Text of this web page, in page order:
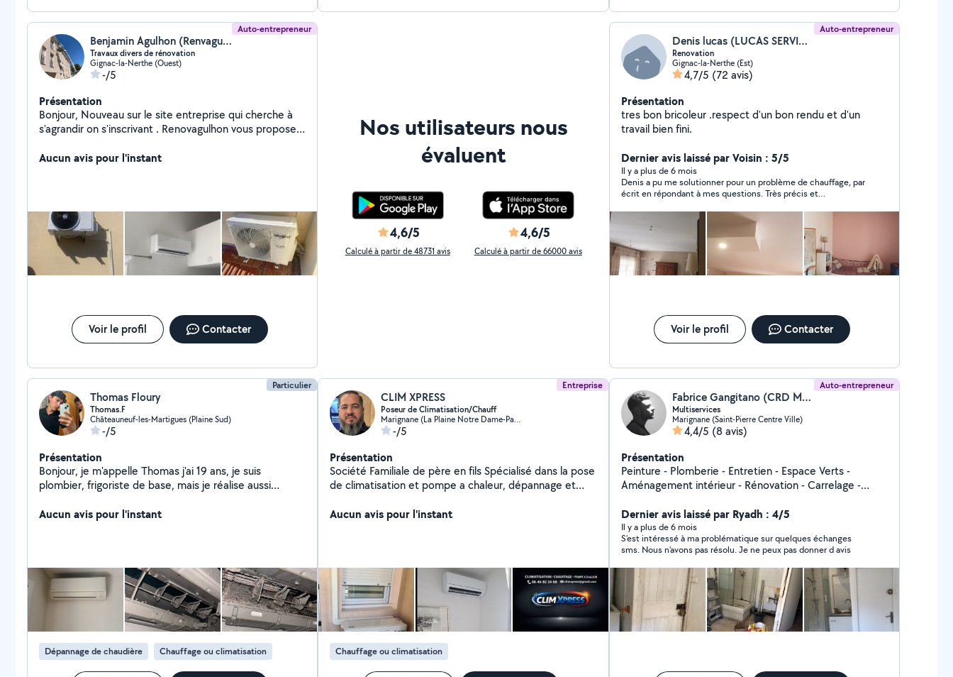
Auto-entrepreneur
Benjamin Agulhon (Renvagulhon)
Travaux divers de rénovation
Gignac-la-Nerthe (Ouest)
-/5
Présentation
Bonjour, Nouveau sur le site entreprise qui cherche à
s'agrandir on s'inscrivant . Renovagulhon vous propose
électricité /peintre et installateur de climatisation)
Aucun avis pour l'instant
Voir le profil Contacter
Nos utilisateurs nous
évaluent
4,6/5
Calculé à partir de 48731 avis
4,6/5
Calculé à partir de 66000 avis
Auto-entrepreneur
Denis lucas (LUCAS SERVICES)
Renovation
Gignac-la-Nerthe (Est)
4,7/5 (72 avis)
Présentation
tres bon bricoleur .respect d'un bon rendu et d'un
travail bien fini.
Dernier avis laissé par Voisin : 5/5
Il y a plus de 6 mois
Denis a pu me solutionner pour un problème de chauffage, par
écrit en répondant à mes questions. Très précis et
Voir le profil Contacter
Particulier
Thomas Floury
Thomas.F
Châteauneuf-les-Martigues (Plaine Sud)
-/5
Présentation
Bonjour, je m'appelle Thomas j'ai 19 ans, je suis
plombier, frigoriste de base, mais je réalise aussi
tout de travaux mais je ne fais pas ce que je sais pas
Aucun avis pour l'instant
Dépannage de chaudière Chauffage ou climatisation
Entreprise
CLIM XPRESS
Poseur de Climatisation/Chauff
Marignane (La Plaine Notre Dame-Pas des Lanciers)
-/5
Présentation
Société Familiale de père en fils Spécialisé dans la pose
de climatisation et pompe a chaleur, dépannage et
les valeurs que le papa nous a transmis
Aucun avis pour l'instant
Chauffage ou climatisation
Auto-entrepreneur
Fabrice Gangitano (CRD MULTISERVICES)
Multiservices
Marignane (Saint-Pierre Centre Ville)
4,4/5 (8 avis)
Présentation
Peinture - Plomberie - Entretien - Espace Verts -
Aménagement intérieur - Rénovation - Carrelage -
Dernier avis laissé par Ryadh : 4/5
Il y a plus de 6 mois
S’est intéressé à ma problématique sur quelques échanges
sms. Nous n’avons pas résolu. Je ne peux pas donner d avis